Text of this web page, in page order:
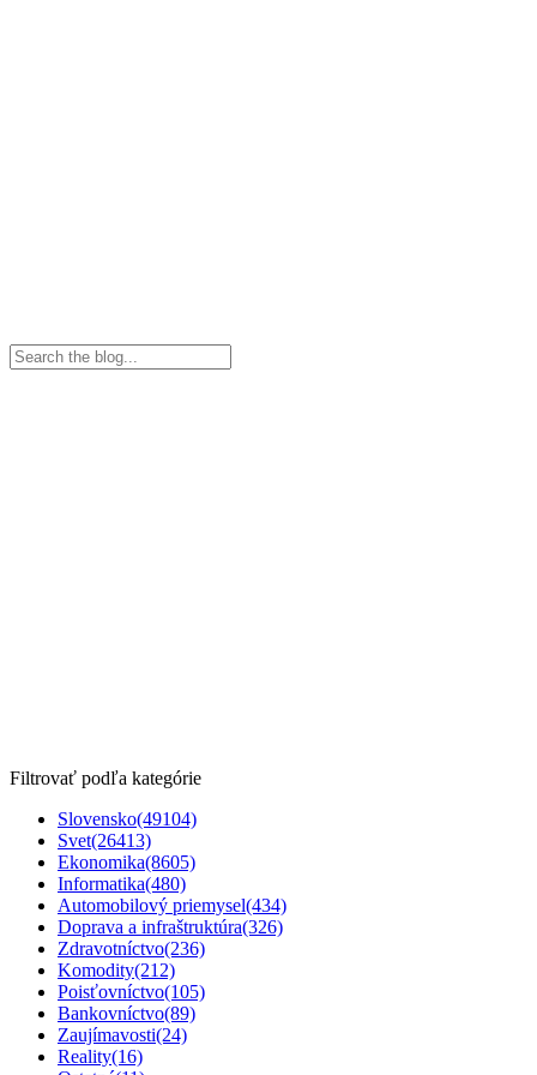
Filtrovať podľa kategórie
Slovensko(49104)
Svet(26413)
Ekonomika(8605)
Informatika(480)
Automobilový priemysel(434)
Doprava a infraštruktúra(326)
Zdravotníctvo(236)
Komodity(212)
Poisťovníctvo(105)
Bankovníctvo(89)
Zaujímavosti(24)
Reality(16)